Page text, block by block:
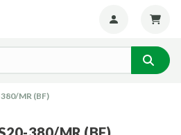
MR (BF)